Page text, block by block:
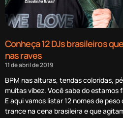
Conheça 12 DJs brasileiros
nas raves
11 de abril de 2019
BPM nas alturas, tendas coloridas,
muitas vibez. Você sabe do estamos
E aqui vamos listar 12 nomes de
trance na cena brasileira e que